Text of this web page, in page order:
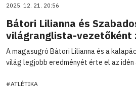
2025. 12. 21. 20:56
Bátori Lilianna és
világranglista-vezetőként
A magasugró Bátori Lilianna és a
világ legjobb eredményét érte el az
#ATLÉTIKA